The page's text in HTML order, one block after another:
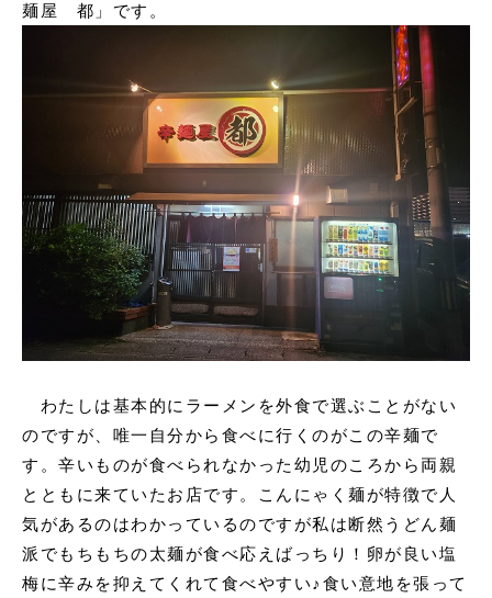
ウェブ入居申込
ブログ
麺屋 都」です。
わたしは基本的にラーメンを外食で選ぶことがない
のですが、唯一自分から食べに行くのがこの辛麺で
す。辛いものが食べられなかった幼児のころから両親
とともに来ていたお店です。こんにゃく麺が特徴で人
気があるのはわかっているのですが私は断然うどん麺
派でもちもちの太麺が食べ応えばっちり！卵が良い塩
梅に辛みを抑えてくれて食べやすい♪食い意地を張って